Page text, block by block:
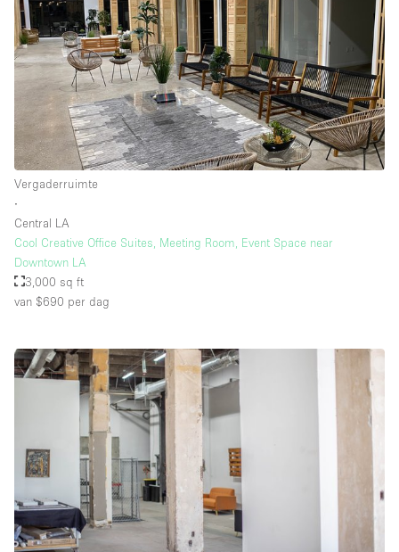
Vergaderruimte
∙
Central LA
Cool Creative Office Suites, Meeting Room, Event Space near
Downtown LA
3,000 sq ft
van $690 per dag